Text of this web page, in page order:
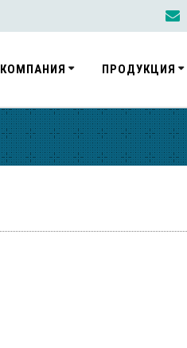
КОМПАНИЯ ПРОДУКЦИЯ